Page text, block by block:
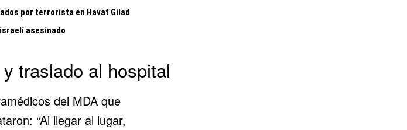
por terrorista en Havat Gilad
asesinado
traslado al hospital
del MDA que
“Al llegar al lugar,